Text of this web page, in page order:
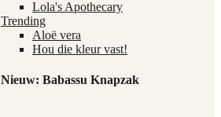
Lola's Apothecary
Trending
Aloë vera
Hou die kleur vast!
Nieuw: Babassu Knapzak